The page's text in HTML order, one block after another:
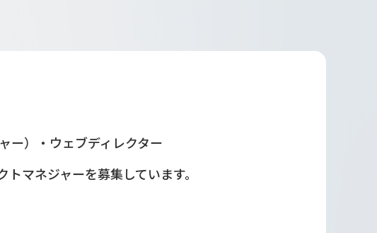
ー）・ウェブディレクター
マネジャーを募集しています。